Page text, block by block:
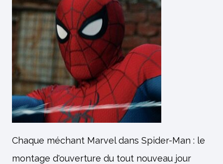
Chaque méchant Marvel dans Spider-Man : le
montage d'ouverture du tout nouveau jour